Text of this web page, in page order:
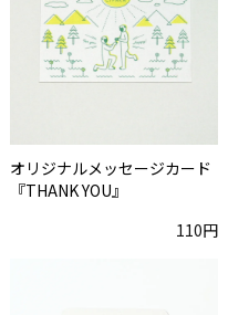
オリジナルメッセージカード
『THANK YOU』
110円